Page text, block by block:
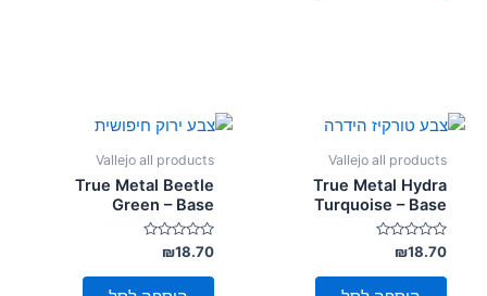
Vallejo all products
True Metal Hydra
Turquoise – Base
דורג
0
מתוך
₪18.70
Vallejo all products
True Metal Beetle
Green – Base
דורג
0
מתוך
₪18.70